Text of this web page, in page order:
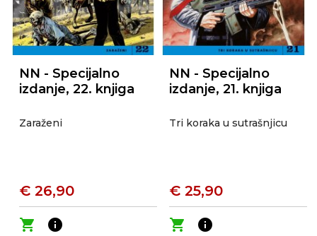
NN - Specijalno
izdanje, 22. knjiga
Zaraženi
€ 26,90
shopping_cart
info
NN - Specijalno
izdanje, 21. knjiga
Tri koraka u sutrašnjicu
€ 25,90
shopping_cart
info